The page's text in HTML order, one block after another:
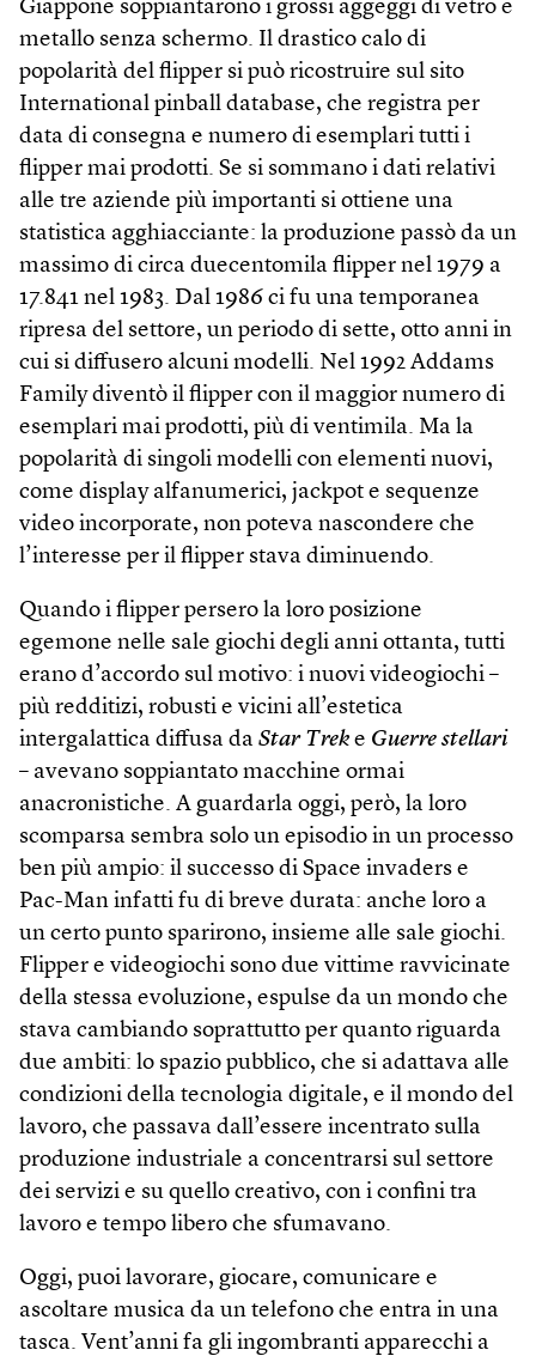
Giappone soppiantarono i grossi aggeggi di vetro e
metallo senza schermo. Il drastico calo di
popolarità del flipper si può ricostruire sul sito
International pinball database, che registra per
data di consegna e numero di esemplari tutti i
flipper mai prodotti. Se si sommano i dati relativi
alle tre aziende più importanti si ottiene una
statistica agghiacciante: la produzione passò da un
massimo di circa duecentomila flipper nel 1979 a
17.841 nel 1983. Dal 1986 ci fu una temporanea
ripresa del settore, un periodo di sette, otto anni in
cui si diffusero alcuni modelli. Nel 1992 Addams
Family diventò il flipper con il maggior numero di
esemplari mai prodotti, più di ventimila. Ma la
popolarità di singoli modelli con elementi nuovi,
come display alfanumerici, jackpot e sequenze
video incorporate, non poteva nascondere che
l’interesse per il flipper stava diminuendo.
Quando i flipper persero la loro posizione
egemone nelle sale giochi degli anni ottanta, tutti
erano d’accordo sul motivo: i nuovi video­giochi –
più redditizi, robusti e vicini all’estetica
intergalattica diffusa da Star Trek e Guerre stellari
– avevano soppiantato macchine ormai
anacronistiche. A guardarla oggi, però, la loro
scomparsa sembra solo un episodio in un processo
ben più ampio: il successo di Space invaders e
Pac-Man infatti fu di breve durata: anche loro a
un certo punto sparirono, insieme alle sale giochi.
Flipper e videogiochi sono due vittime ravvicinate
della stessa evoluzione, espulse da un mondo che
stava cambiando soprattutto per quanto riguarda
due ambiti: lo spazio pubblico, che si adattava alle
condizioni della tecnologia digitale, e il mondo del
lavoro, che passava dall’essere incentrato sulla
produzione industriale a concentrarsi sul settore
dei servizi e su quello creativo, con i confini tra
lavoro e tempo libero che sfumavano.
Oggi, puoi lavorare, giocare, comunicare e
ascoltare musica da un telefono che entra in una
tasca. Vent’anni fa gli ingombranti apparecchi a